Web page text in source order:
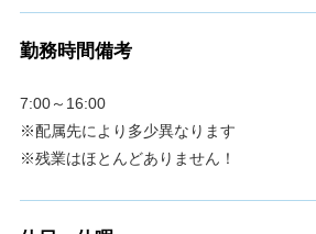
勤務時間備考
7:00～16:00
※配属先により多少異なります
※残業はほとんどありません！